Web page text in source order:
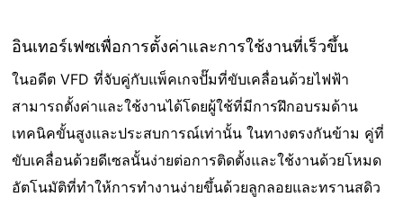
อินเทอร์เฟซเพื่อการตั้งค่าและการใช้งานที่เร็วขึ้น
ในอดีต VFD ที่จับคู่กับแพ็คเกจปั๊มที่ขับเคลื่อนด้วยไฟฟ้า
สามารถตั้งค่าและใช้งานได้โดยผู้ใช้ที่มีการฝึกอบรมด้าน
เทคนิคขั้นสูงและประสบการณ์เท่านั้น ในทางตรงกันข้าม คู่ที่
ขับเคลื่อนด้วยดีเซลนั้นง่ายต่อการติดตั้งและใช้งานด้วยโหมด
อัตโนมัติที่ทําให้การทํางานง่ายขึ้นด้วยลูกลอยและทรานสดิว